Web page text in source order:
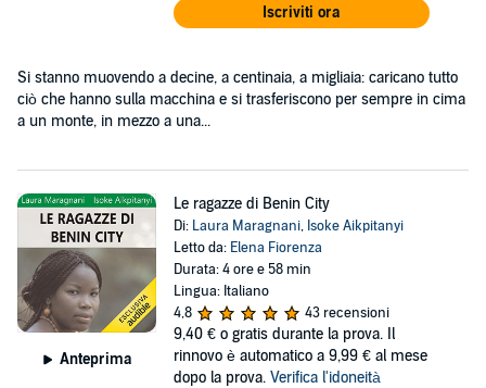
Iscriviti ora
Si stanno muovendo a decine, a centinaia, a migliaia: caricano tutto
ciò che hanno sulla macchina e si trasferiscono per sempre in cima
a un monte, in mezzo a una...
Anteprima
Le ragazze di Benin City
Di: Laura Maragnani, Isoke Aikpitanyi
Letto da: Elena Fiorenza
Durata: 4 ore e 58 min
Lingua: Italiano
4,8
43 recensioni
9,40 € o gratis durante la prova. Il
rinnovo è automatico a 9,99 € al mese
dopo la prova. Verifica l'idoneità